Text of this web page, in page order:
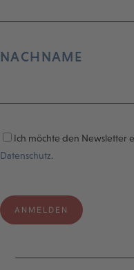
NACHNAME
Ich möchte den Newsletter
Datenschutz.